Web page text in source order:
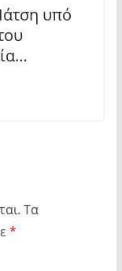
υπό
Τα
*